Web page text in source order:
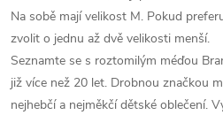
Na sobě mají velikost M. Pokud
zvolit o jednu až dvě velikosti menší.
Seznamte se s roztomilým méďou
již více než 20 let. Drobnou značkou
nejhebčí a nejměkčí dětské oblečení.